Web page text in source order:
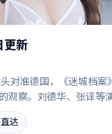
更新
对准德国，《迷城档案
观察。刘德华、张译等
偶然的事故牵出陈年秘
之间取得平衡。
达